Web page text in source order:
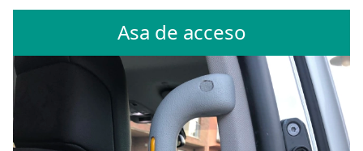
Asa de acceso